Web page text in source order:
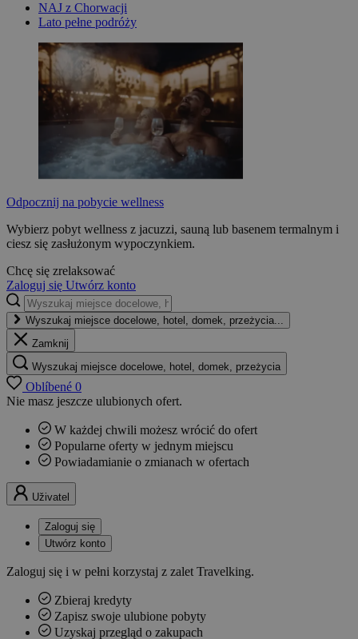
NAJ z Chorwacji
Lato pełne podróży
Odpocznij na pobycie wellness
Wybierz pobyt wellness z jacuzzi, sauną lub basenem termalnym i
ciesz się zasłużonym wypoczynkiem.
Chcę się zrelaksować
Zaloguj się Utwórz konto
Wyszukaj miejsce docelowe, hotel, domek, przeżycia...
Zamknij
Wyszukaj miejsce docelowe, hotel, domek, przeżycia
Oblíbené 0
Nie masz jeszcze ulubionych ofert.
W każdej chwili możesz wrócić do ofert
Popularne oferty w jednym miejscu
Powiadamianie o zmianach w ofertach
Uživatel
Zaloguj się
Utwórz konto
Zaloguj się i w pełni korzystaj z zalet Travelking.
Zbieraj kredyty
Zapisz swoje ulubione pobyty
Uzyskaj przegląd o zakupach